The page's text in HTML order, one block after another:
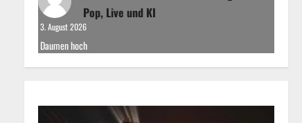
Pop, Live und KI
3. August 2026
Daumen hoch